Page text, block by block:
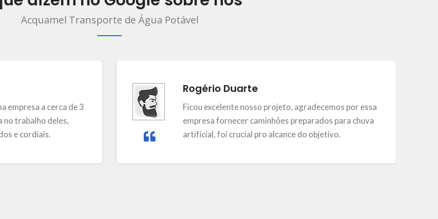
Acquamel Transporte de Água Potável
empresa a cerca de 3
no trabalho deles,
e cordiais.
Rogério Duarte
Ficou excelente nosso projeto, agradecemos por essa
empresa fornecer caminhões preparados para chuva
artifícial, foi crucial pro alcance do objetivo.